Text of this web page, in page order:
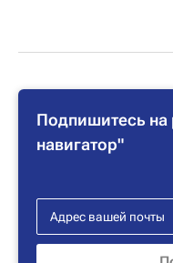
Подпишитесь
навигатор"